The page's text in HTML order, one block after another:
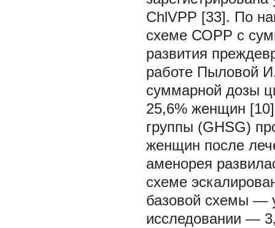
ChlVPP [33]. По
схеме СОРР с
развития
работе Пыловой
суммарной дозы
25,6% женщин
группы (GHSG)
женщин после
аменорея
схеме
базовой схемы —
исследовании —